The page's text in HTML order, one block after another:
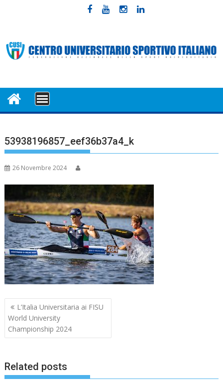
MENU
53938196857_eef36b37a4_k
26 Novembre 2024
Navigazione
articoli
L’Italia Universitaria ai FISU
World University
Championship 2024
Related posts